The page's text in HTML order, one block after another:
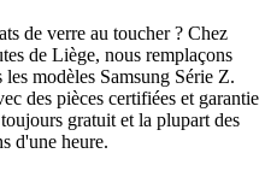
de verre au toucher ? Chez
de Liège, nous remplaçons
les modèles Samsung Série Z.
des pièces certifiées et garantie
gratuit et la plupart des
d'une heure.